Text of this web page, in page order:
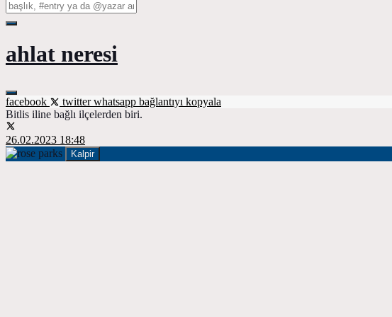
ahlat neresi
facebook twitterwhatsapp bağlantıyı kopyala
Bitlis iline bağlı ilçelerden biri.
26.02.2023 18:48
Kalpir